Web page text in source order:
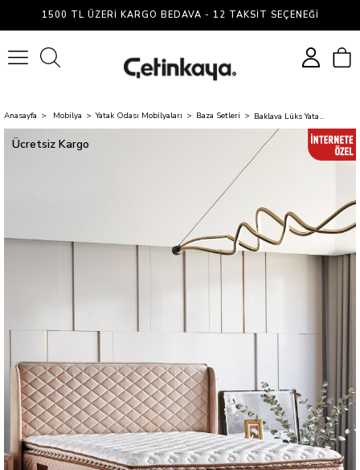
1500 TL ÜZERI KARGO BEDAVA - 12 TAKSIT SEÇENEĞI
Anasayfa Mobilya Yatak Odası Mobilyaları Baza Setleri Baklava Lüks Yatak Baza ve Başlık Seti 200x200 cm Çift Kişilik Çok Sert Yatak Krem Baza ve Başlık
Ücretsiz Kargo